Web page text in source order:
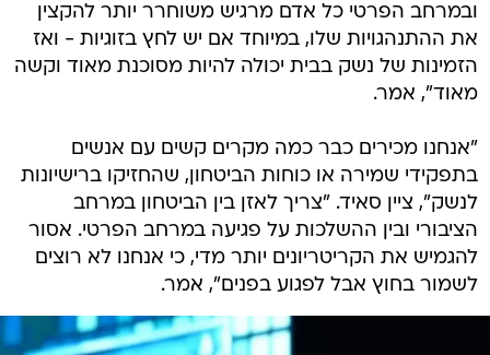
ובמרחב הפרטי כל אדם מרגיש משוחרר יותר להקצין
את ההתנהגויות שלו, במיוחד אם יש לחץ בזוגיות - ואז
הזמינות של נשק בבית יכולה להיות מסוכנת מאוד וקשה
מאוד", אמר.
"אנחנו מכירים כבר כמה מקרים קשים עם אנשים
בתפקידי שמירה או כוחות הביטחון, שהחזיקו ברישיונות
לנשק", ציין סאיד. "צריך לאזן בין הביטחון במרחב
הציבורי ובין ההשלכות על פגיעה במרחב הפרטי. אסור
להגמיש את הקריטריונים יותר מדי, כי אנחנו לא רוצים
לשמור בחוץ אבל לפגוע בפנים", אמר.